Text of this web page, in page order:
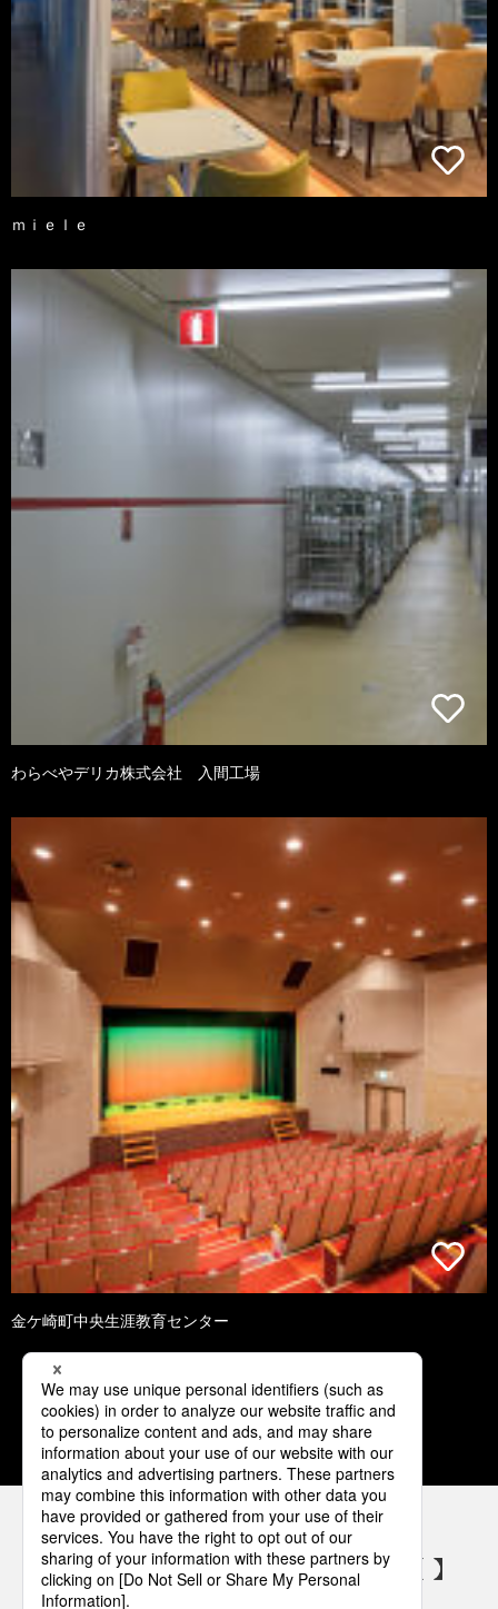
ｍｉｅｌｅ
わらべやデリカ株式会社 入間工場
金ケ崎町中央生涯教育センター
1 2 3 4 5
パナソニックの電気設備 SNSアカウント